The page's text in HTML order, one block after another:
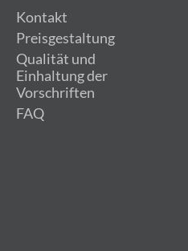
Kontakt
Preisgestaltung
Qualität und
Einhaltung der
Vorschriften
FAQ